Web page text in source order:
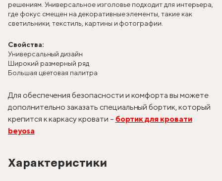
решениям. Универсальное изголовье подходит для интерьера,
где фокус смещен на декоративные элементы, такие как
светильники, текстиль, картины и фотографии.
Свойства:
Универсальный дизайн
Широкий размерный ряд
Большая цветовая палитра
Для обеспечения безопасности и комфорта вы можете
дополнительно заказать специальный бортик, который
крепится к каркасу кровати – бортик для кровати
beyosa
Характеристики